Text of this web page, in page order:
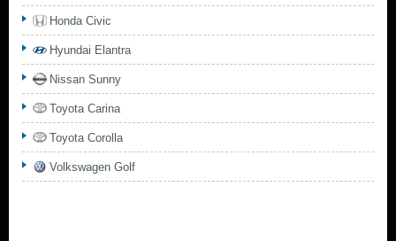
Honda Civic
Hyundai Elantra
Nissan Sunny
Toyota Carina
Toyota Corolla
Volkswagen Golf